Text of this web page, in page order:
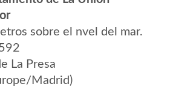
sobre el nvel del mar.
La Presa
Madrid)